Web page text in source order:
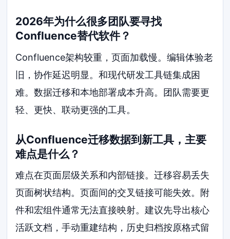
2026年为什么很多团队要寻找
Confluence替代软件？
Confluence架构较重，页面加载慢。编辑体验老
旧，协作延迟明显。和现代研发工具链集成困
难。数据迁移和本地部署成本升高。团队需要更
轻、更快、联动更强的工具。
从Confluence迁移数据到新工具，主要
难点是什么？
难点在页面层级关系和内部链接。迁移容易丢失
页面树状结构。页面间的交叉链接可能失效。附
件和宏组件通常无法直接映射。建议先导出核心
活跃文档，手动重建结构，历史归档按原格式留